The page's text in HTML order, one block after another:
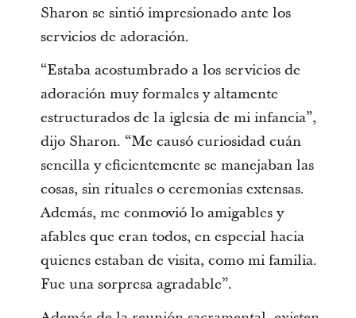
Sharon se sintió impresionado ante los
servicios de adoración.
“Estaba acostumbrado a los servicios de
adoración muy formales y altamente
estructurados de la iglesia de mi infancia”,
dijo Sharon. “Me causó curiosidad cuán
sencilla y eficientemente se manejaban las
cosas, sin rituales o ceremonias extensas.
Además, me conmovió lo amigables y
afables que eran todos, en especial hacia
quienes estaban de visita, como mi familia.
Fue una sorpresa agradable”.